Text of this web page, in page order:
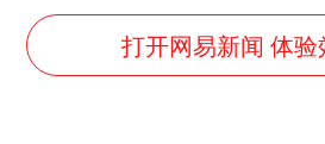
反制美国！
打开网易新闻 体